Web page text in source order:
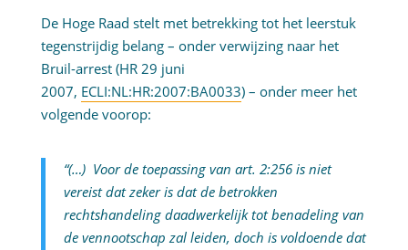
De Hoge Raad stelt met betrekking tot het leerstuk
tegenstrijdig belang – onder verwijzing naar het
Bruil-arrest (HR 29 juni
2007, ECLI:NL:HR:2007:BA0033) – onder meer het
volgende voorop:
“(…) Voor de toepassing van art. 2:256 is niet
vereist dat zeker is dat de betrokken
rechtshandeling daadwerkelijk tot benadeling van
de vennootschap zal leiden, doch is voldoende dat